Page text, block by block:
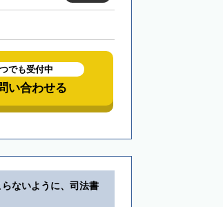
でも受付中
い合わせる
らないように、司法書